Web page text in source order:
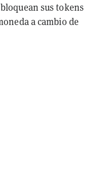
sus tokens
a cambio de